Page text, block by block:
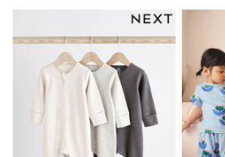
T-Shirts & Vests
Leggings
Swim
Gifts for Children
eVouchers
All Girls Brands
Lipsy Girl
Boden